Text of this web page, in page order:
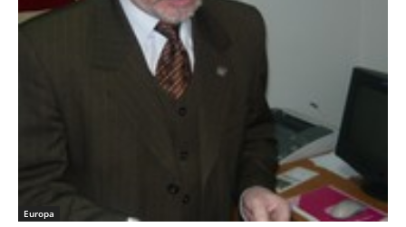
Europa